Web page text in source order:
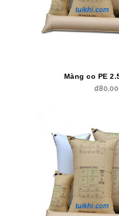
Màng co PE
₫